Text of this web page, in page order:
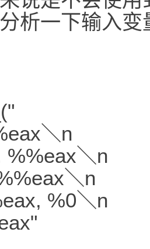
析一下输入变
＼n
%%eax＼n
＼n
%0＼n